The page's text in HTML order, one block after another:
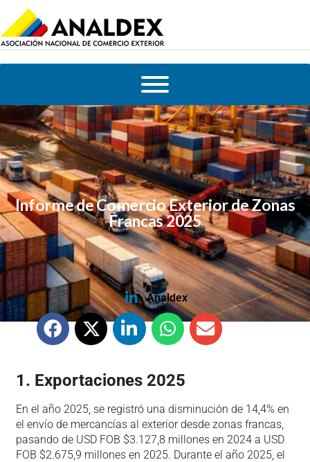
Informe de Comercio Exterior de Zonas
Francas 2025
Analdex
1. Exportaciones 2025
En el año 2025, se registró una disminución de 14,4% en
el envío de mercancías al exterior desde zonas francas,
pasando de USD FOB $3.127,8 millones en 2024 a USD
FOB $2.675,9 millones en 2025. Durante el año 2025, el